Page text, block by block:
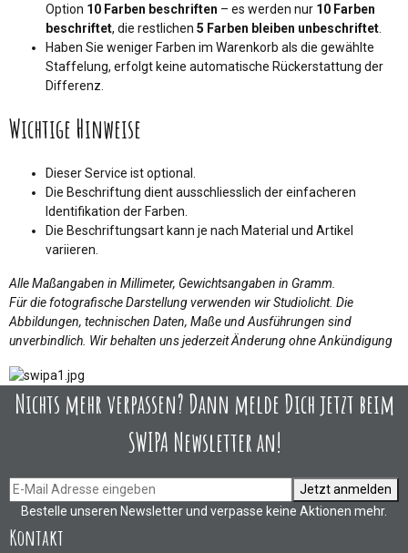
Option 10 Farben beschriften – es werden nur 10 Farben
beschriftet, die restlichen 5 Farben bleiben unbeschriftet
Haben Sie weniger Farben im Warenkorb als die gewählte
Staffelung, erfolgt keine automatische Rückerstattung der
Differenz.
Wichtige Hinweise
Dieser Service ist optional.
Die Beschriftung dient ausschliesslich der einfacheren
Identifikation der Farben.
Die Beschriftungsart kann je nach Material und Artikel
variieren.
Alle Maßangaben in Millimeter, Gewichtsangaben in Gramm.
Für die fotografische Darstellung verwenden wir Studiolicht. Die
Abbildungen, technischen Daten, Maße und Ausführungen sind
unverbindlich. Wir behalten uns jederzeit Änderung ohne Ankündigung
Nichts mehr verpassen? Dann melde Dich jetzt beim
SWIPA Newsletter an!
Jetzt anmelden
Bestelle unseren Newsletter und verpasse keine Aktionen mehr.
Kontakt